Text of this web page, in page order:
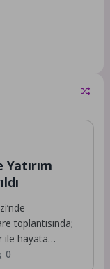
Yatırım
toplantısında;
ile hayata
0